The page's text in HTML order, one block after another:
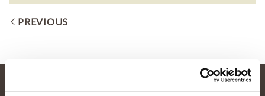
PREVIOUS